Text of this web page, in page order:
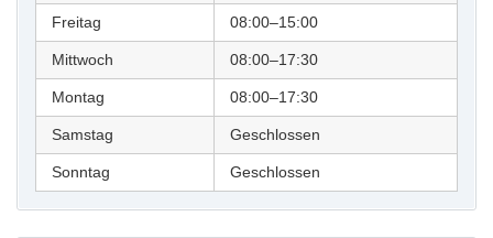
Freitag 08:00–15:00
Mittwoch 08:00–17:30
Montag 08:00–17:30
Samstag Geschlossen
Sonntag Geschlossen